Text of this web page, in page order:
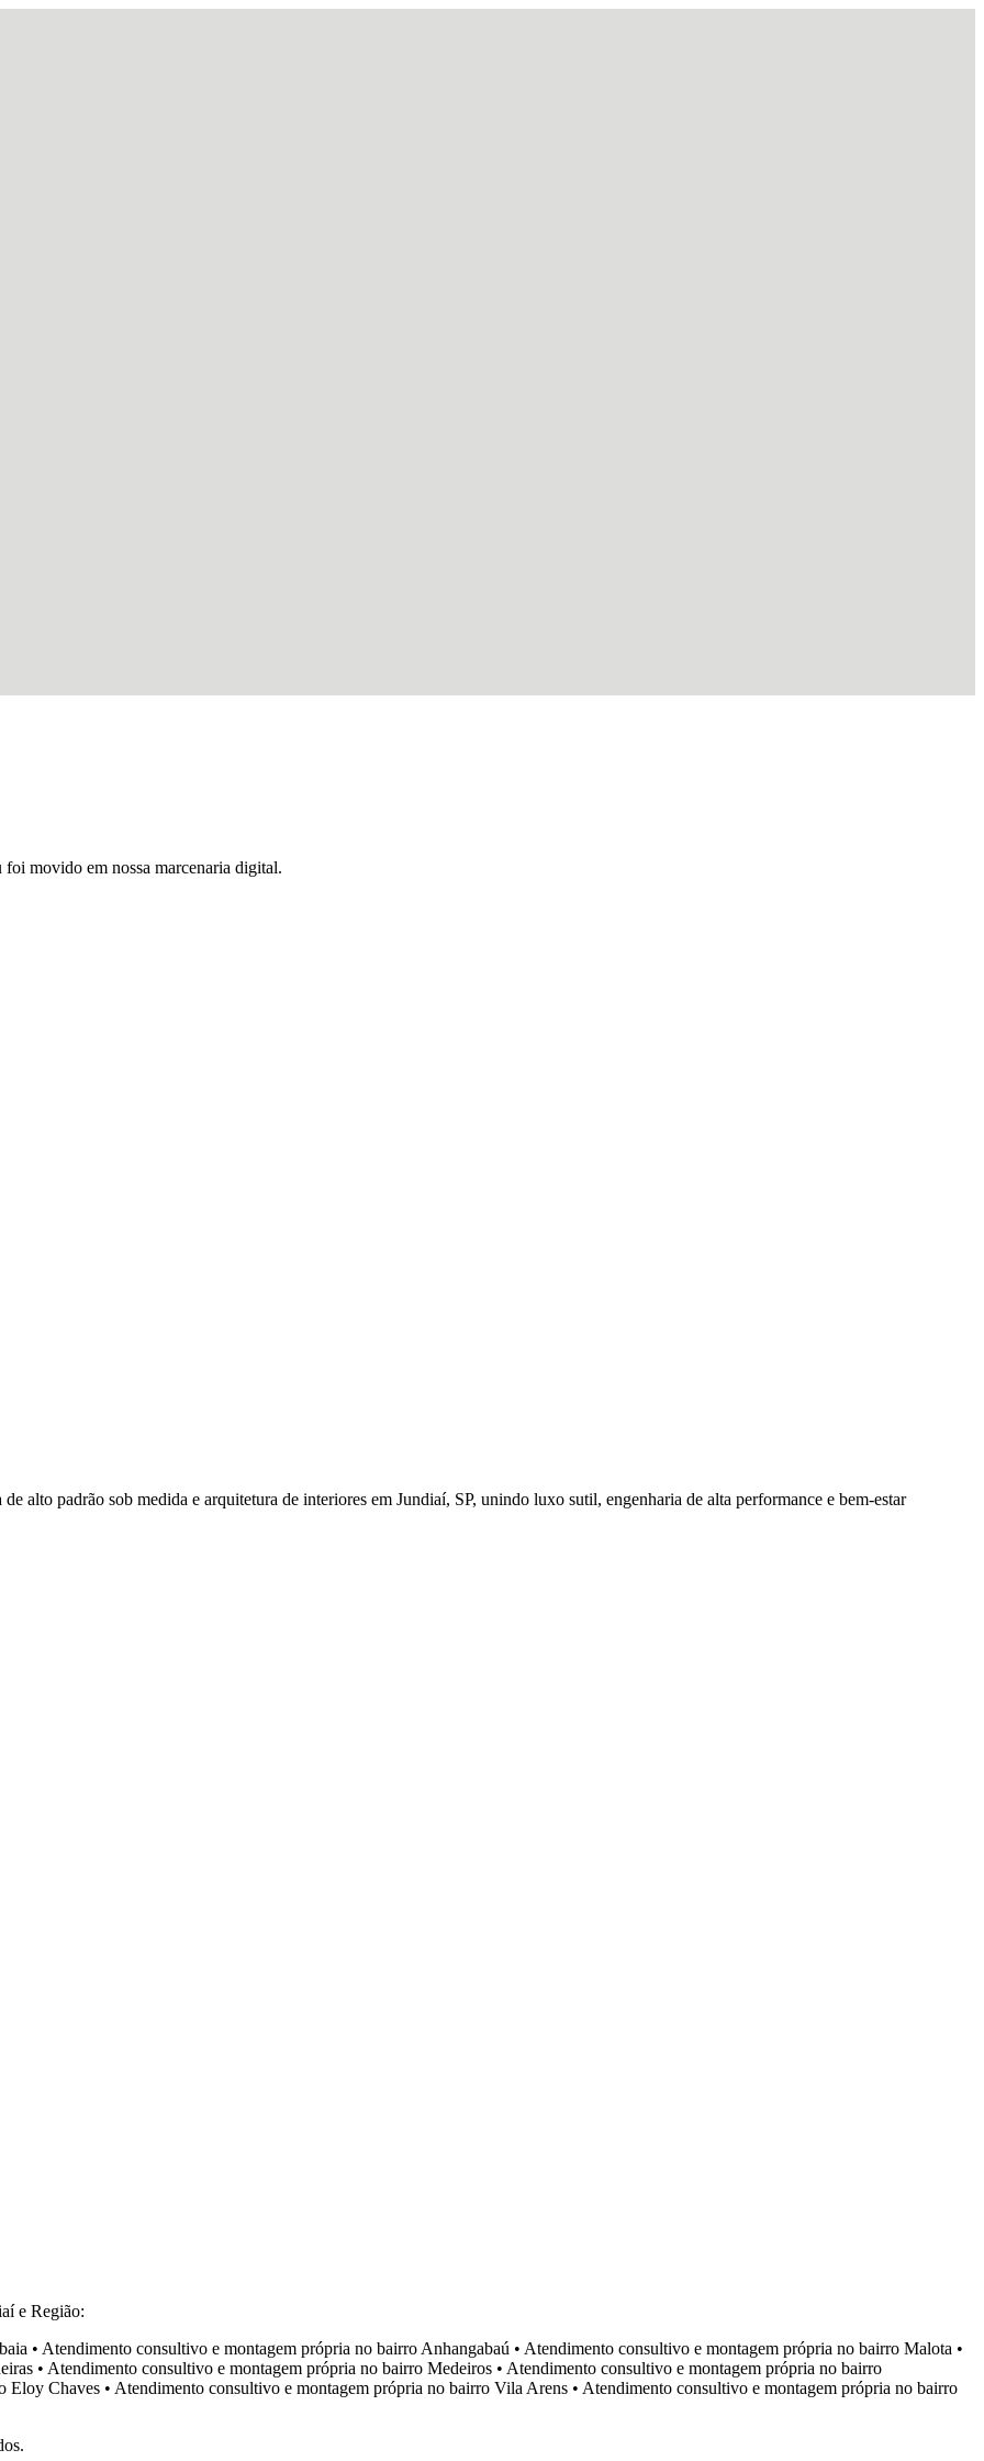
foi movido em nossa marcenaria digital.
alto padrão sob medida e arquitetura de interiores em Jundiaí, SP, unindo luxo sutil, engenharia de alta performance e bem-estar
e Região:
• Atendimento consultivo e montagem própria no bairro Anhangabaú • Atendimento consultivo e montagem própria no bairro Malota •
• Atendimento consultivo e montagem própria no bairro Medeiros • Atendimento consultivo e montagem própria no bairro
Eloy Chaves • Atendimento consultivo e montagem própria no bairro Vila Arens • Atendimento consultivo e montagem própria no bairro